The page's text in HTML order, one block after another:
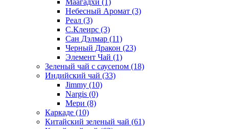
Небесный Аромат (3)
Реал (3)
С.Клеирс (3)
Сан Дэлмар (11)
Черный Дракон (23)
Элемент Чай (1)
Зеленый чай с саусепом (18)
Индийский чай (33)
Jimmy (10)
Nargis (0)
Мери (8)
Каркаде (10)
Китайский зеленый чай (61)